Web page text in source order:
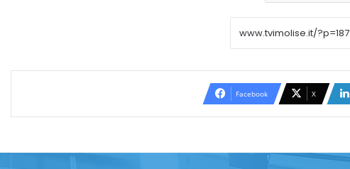
Facebook X